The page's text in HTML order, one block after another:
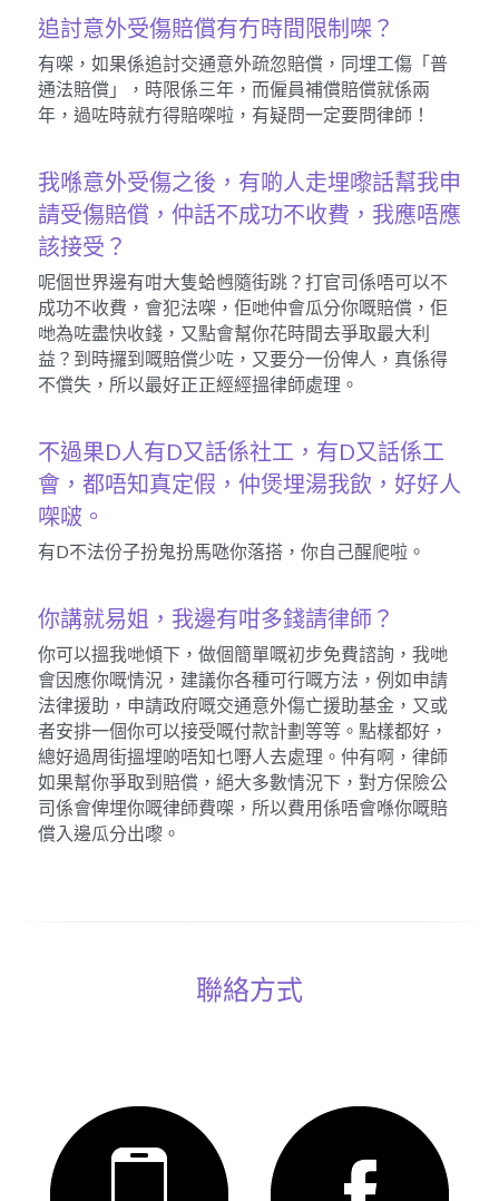
追討意外受傷賠償有冇時間限制㗎？
有㗎，如果係追討交通意外疏忽賠償，同埋工傷「普
通法賠償」，時限係三年，而僱員補償賠償就係兩
年，過咗時就冇得賠㗎啦，有疑問一定要問律師！
我喺意外受傷之後，有啲人走埋嚟話幫我申
請受傷賠償，仲話不成功不收費，我應唔應
該接受？
呢個世界邊有咁大隻蛤乸隨街跳？打官司係唔可以不
成功不收費，會犯法㗎，佢哋仲會瓜分你嘅賠償，佢
哋為咗盡快收錢，又點會幫你花時間去爭取最大利
益？到時攞到嘅賠償少咗，又要分一份俾人，真係得
不償失，所以最好正正經經搵律師處理。
不過果D人有D又話係社工，有D又話係工
會，都唔知真定假，仲煲埋湯我飲，好好人
㗎啵。
有D不法份子扮鬼扮馬𠱁你落搭，你自己醒爬啦。
你講就易姐，我邊有咁多錢請律師？
你可以搵我哋傾下，做個簡單嘅初步免費諮詢，我哋
會因應你嘅情況，建議你各種可行嘅方法，例如申請
法律援助，申請政府嘅交通意外傷亡援助基金，又或
者安排一個你可以接受嘅付款計劃等等。點樣都好，
總好過周街搵埋啲唔知乜嘢人去處理。仲有啊，律師
如果幫你爭取到賠償，絕大多數情況下，對方保險公
司係會俾埋你嘅律師費㗎，所以費用係唔會喺你嘅賠
償入邊瓜分出嚟。
聯絡方式